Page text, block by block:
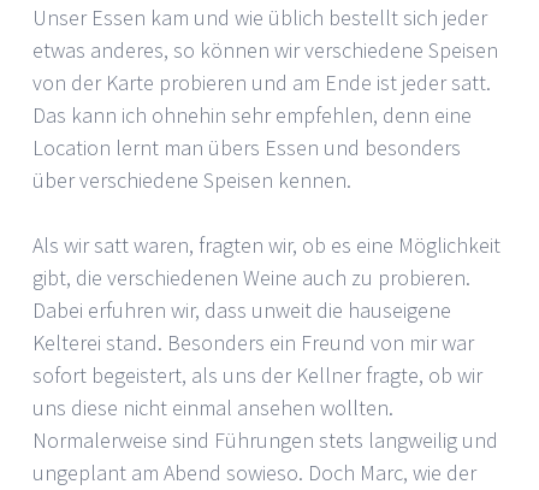
Unser Essen kam und wie üblich bestellt sich jeder
etwas anderes, so können wir verschiedene Speisen
von der Karte probieren und am Ende ist jeder satt.
Das kann ich ohnehin sehr empfehlen, denn eine
Location lernt man übers Essen und besonders
über verschiedene Speisen kennen.
Als wir satt waren, fragten wir, ob es eine Möglichkeit
gibt, die verschiedenen Weine auch zu probieren.
Dabei erfuhren wir, dass unweit die hauseigene
Kelterei stand. Besonders ein Freund von mir war
sofort begeistert, als uns der Kellner fragte, ob wir
uns diese nicht einmal ansehen wollten.
Normalerweise sind Führungen stets langweilig und
ungeplant am Abend sowieso. Doch Marc, wie der